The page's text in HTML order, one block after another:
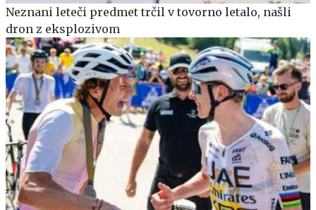
Neznani leteči predmet trčil v tovorno letalo, našli
dron z eksplozivom